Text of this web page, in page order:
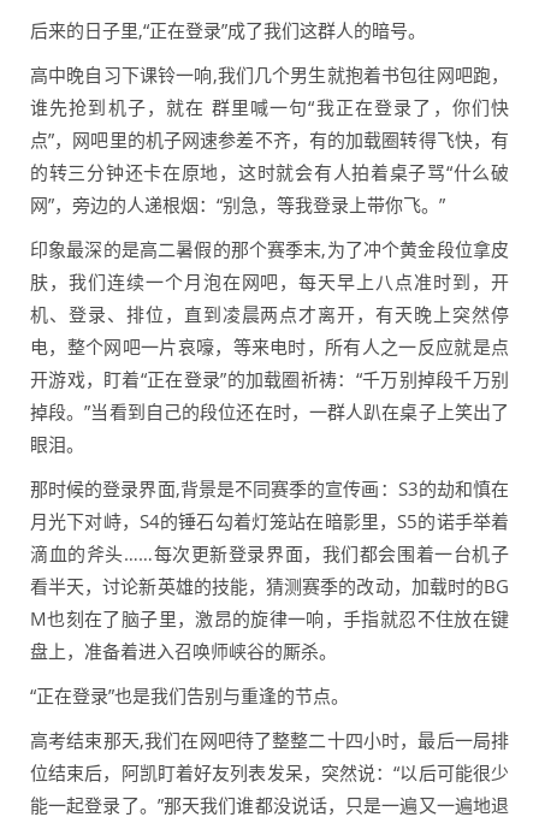
后来的日子里,“正在登录”成了我们这群人的暗号。
高中晚自习下课铃一响,我们几个男生就抱着书包往网吧跑，
谁先抢到机子，就在 群里喊一句“我正在登录了，你们快
点”，网吧里的机子网速参差不齐，有的加载圈转得飞快，有
的转三分钟还卡在原地，这时就会有人拍着桌子骂“什么破
网”，旁边的人递根烟：“别急，等我登录上带你飞。”
印象最深的是高二暑假的那个赛季末,为了冲个黄金段位拿皮
肤，我们连续一个月泡在网吧，每天早上八点准时到，开
机、登录、排位，直到凌晨两点才离开，有天晚上突然停
电，整个网吧一片哀嚎，等来电时，所有人之一反应就是点
开游戏，盯着“正在登录”的加载圈祈祷：“千万别掉段千万别
掉段。”当看到自己的段位还在时，一群人趴在桌子上笑出了
眼泪。
那时候的登录界面,背景是不同赛季的宣传画：S3的劫和慎在
月光下对峙，S4的锤石勾着灯笼站在暗影里，S5的诺手举着
滴血的斧头……每次更新登录界面，我们都会围着一台机子
看半天，讨论新英雄的技能，猜测赛季的改动，加载时的BG
M也刻在了脑子里，激昂的旋律一响，手指就忍不住放在键
盘上，准备着进入召唤师峡谷的厮杀。
“正在登录”也是我们告别与重逢的节点。
高考结束那天,我们在网吧待了整整二十四小时，最后一局排
位结束后，阿凯盯着好友列表发呆，突然说：“以后可能很少
能一起登录了。”那天我们谁都没说话，只是一遍又一遍地退